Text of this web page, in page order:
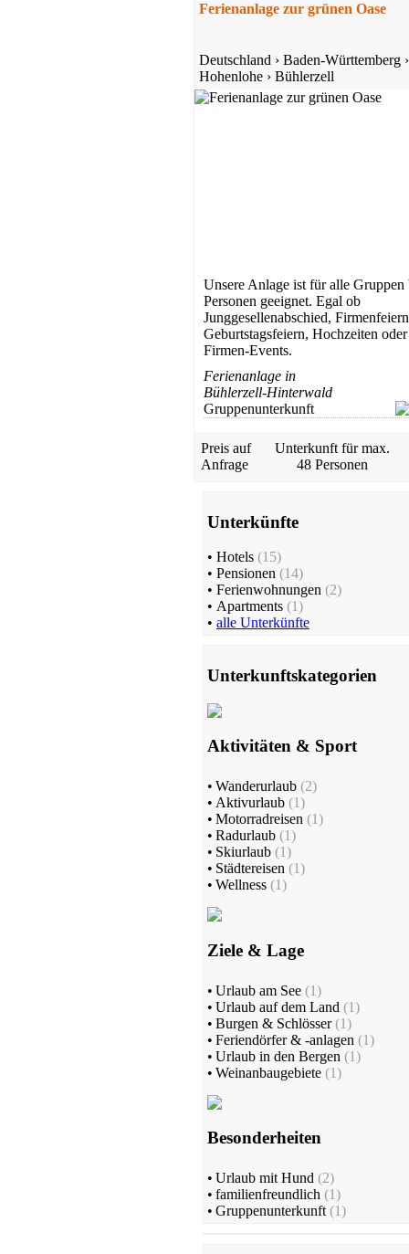
Ferienanlage zur grünen Oase
Deutschland › Baden-Württemberg ›
Hohenlohe › Bühlerzell
Unsere Anlage ist für alle Gruppen
Personen geeignet. Egal ob
Junggesellenabschied,
Geburtstagsfeiern, Hochzeiten oder
Firmen-Events.
Ferienanlage in
Bühlerzell-Hinterwald
Gruppenunterkunft
Preis auf
Anfrage
Unterkunft für max.
48 Personen
Unterkünfte
• Hotels (15)
• Pensionen (14)
• Ferienwohnungen (2)
• Apartments (1)
• alle Unterkünfte
Unterkunftskategorien
Aktivitäten & Sport
• Wanderurlaub (2)
• Aktivurlaub (1)
• Motorradreisen (1)
• Radurlaub (1)
• Skiurlaub (1)
• Städtereisen (1)
• Wellness (1)
Ziele & Lage
• Urlaub am See (1)
• Urlaub auf dem Land (1)
• Burgen & Schlösser(1)
• Feriendörfer & -anlagen (1)
• Urlaub in den Bergen (1)
• Weinanbaugebiete (1)
Besonderheiten
• Urlaub mit Hund (2)
• familienfreundlich (1)
• Gruppenunterkunft (1)